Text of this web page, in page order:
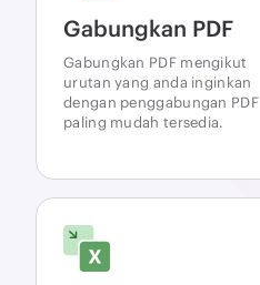
Gabungkan PDF
Gabungkan PDF mengikut
urutan yang anda inginkan
dengan penggabungan PDF
paling mudah tersedia.